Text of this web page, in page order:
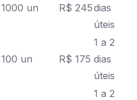
1000 un R$ 245dias
úteis
100 un R$ 175
1 a 2
dias
úteis
1 a 2